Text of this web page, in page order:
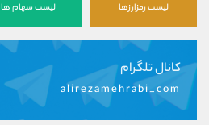
لیست رمزارزها لیست سهام ها
کانال تلگرام
alirezamehrabi_com